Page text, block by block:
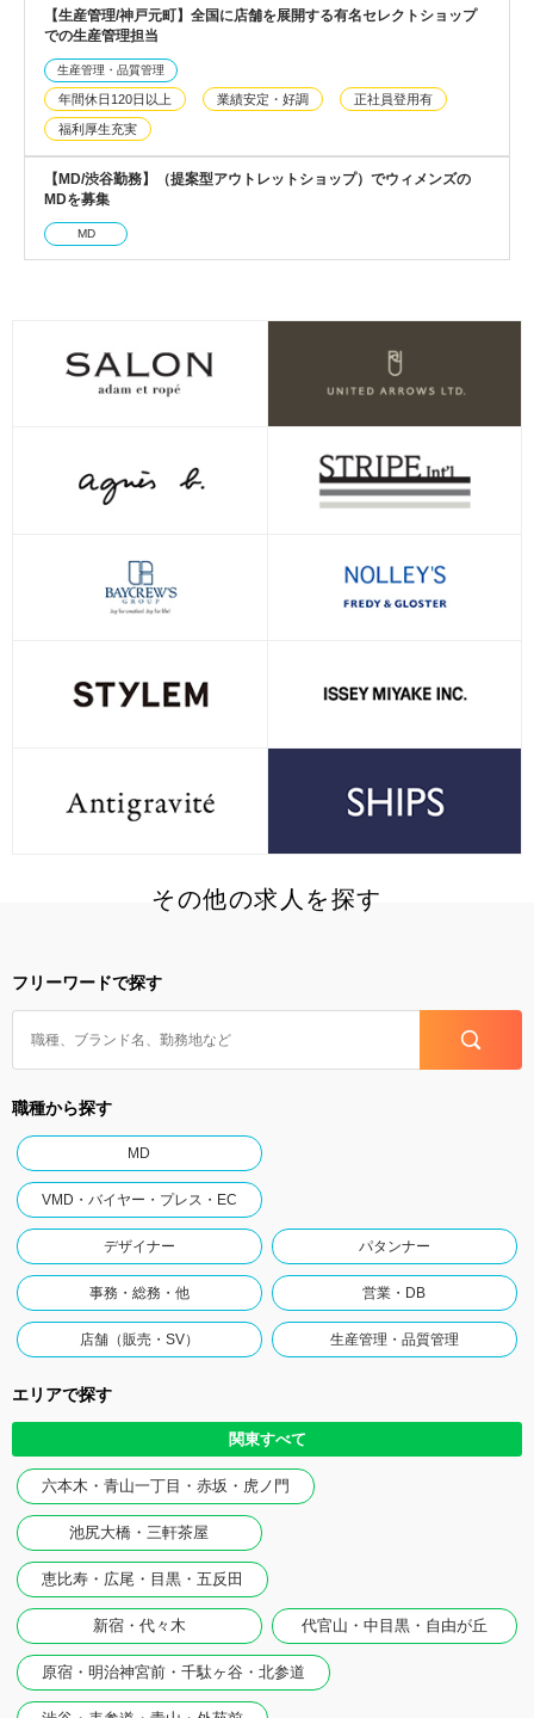
【生産管理/神戸元町】全国に店舗を展開する有名セレクトショップ
での生産管理担当
生産管理・品質管理
年間休日120日以上 業績安定・好調 正社員登用有
福利厚生充実
【MD/渋谷勤務】（提案型アウトレットショップ）でウィメンズの
MDを募集
MD
その他の求人を探す
フリーワードで探す
職種から探す
MD
VMD・バイヤー・プレス・EC
デザイナー パタンナー
事務・総務・他 営業・DB
店舗（販売・SV） 生産管理・品質管理
エリアで探す
関東すべて
六本木・青山一丁目・赤坂・虎ノ門
池尻大橋・三軒茶屋
恵比寿・広尾・目黒・五反田
新宿・代々木 代官山・中目黒・自由が丘
原宿・明治神宮前・千駄ヶ谷・北参道